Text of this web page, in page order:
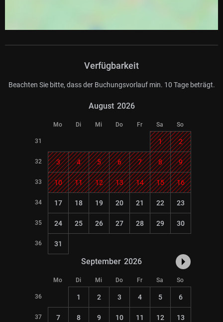
Verfügbarkeit
Beachten Sie bitte, dass der Buchungsvorlauf min. 10 Tage beträgt.
August 2026
Mo Di Mi Do Fr Sa So
31 1 2
32 3 4 5 6 7 8 9
33 10 11 12 13 14 15 16
34 17 18 19 20 21 22 23
35 24 25 26 27 28 29 30
36 31
September 2026
Mo Di Mi Do Fr Sa So
36 1 2 3 4 5 6
37 7 8 9 10 11 12 13